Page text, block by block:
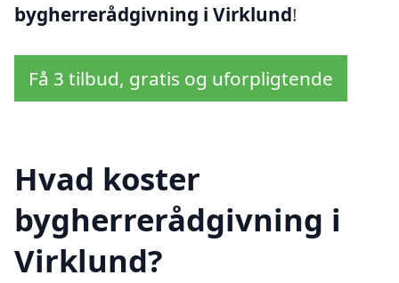
bygherrerådgivning i Virklund!
Få 3 tilbud, gratis og uforpligtende
Hvad koster
bygherrerådgivning i
Virklund?